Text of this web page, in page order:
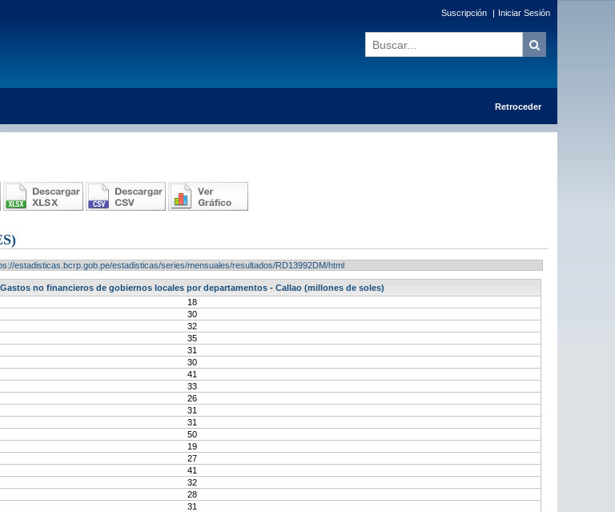
Suscripción | Iniciar Sesión
Retroceder
estadisticas.bcrp.gob.pe/estadisticas/series/mensuales/resultados/RD13992DM/html
Gastos no financieros de gobiernos locales por departamentos - Callao (millones de soles)
18
30
32
35
31
30
41
33
26
31
31
50
19
27
41
32
28
31